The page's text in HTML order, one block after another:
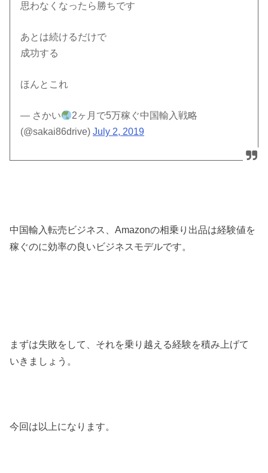
思わなくなったら勝ちです
あとは続けるだけで
成功する
ほんとこれ
— さかい
2ヶ月で5万稼ぐ中国輸入戦略
(@sakai86drive)July 2, 2019
中国輸入転売ビジネス、Amazonの相乗り出品は経験値を
稼ぐのに効率の良いビジネスモデルです。
まずは失敗をして、それを乗り越える経験を積み上げて
いきましょう。
今回は以上になります。